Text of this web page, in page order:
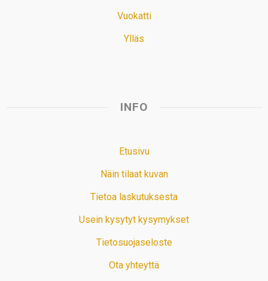
Vuokatti
Ylläs
INFO
Etusivu
Näin tilaat kuvan
Tietoa laskutuksesta
Usein kysytyt kysymykset
Tietosuojaseloste
Ota yhteyttä